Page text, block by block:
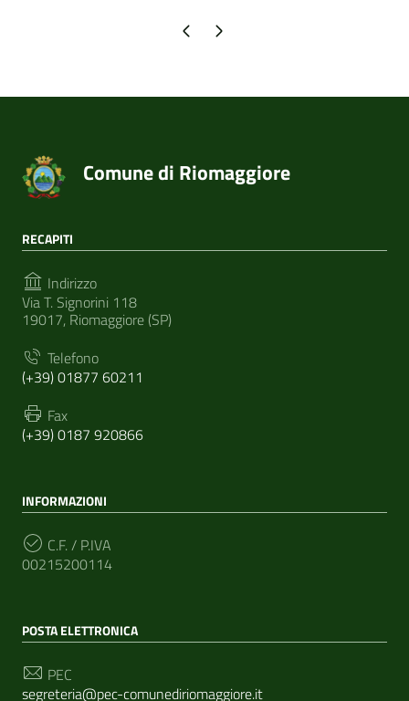
Pagina precedente
Pagina successiva
Comune di Riomaggiore
RECAPITI
Indirizzo
Via T. Signorini 118
19017, Riomaggiore (SP)
Telefono
(+39) 01877 60211
Fax
(+39) 0187 920866
INFORMAZIONI
C.F. / P.IVA
00215200114
POSTA ELETTRONICA
PEC
segreteria@pec-comunediriomaggiore.it